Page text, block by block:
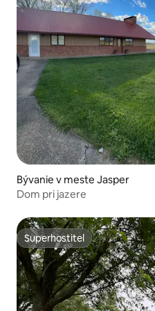
Bývanie v meste Jasper
Dom pri jazere
Superhostiteľ
Superhostiteľ